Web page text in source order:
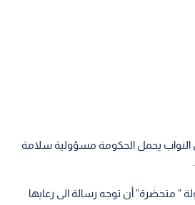
يحمل الحكومة مسؤولية سلامة
" متحضرة" أن توجه رسالة الى رعايها